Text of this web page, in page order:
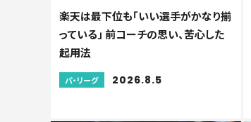
楽天は最下位も「いい選手がかなり揃
っている」 前コーチの思い、苦心した
起用法
パ・リーグ 2026.8.5